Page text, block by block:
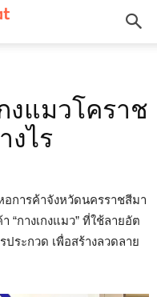
งแมวโคราช
งไร
อการค้าจังหวัดนครราชสีมา
“กางเกงแมว” ที่ใช้ลายอัต
ระกวด เพื่อสร้างลวดลาย